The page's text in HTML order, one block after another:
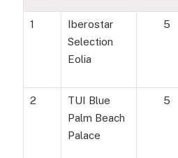
1
Iberostar
Selection
Eolia
5
2
TUI Blue
Palm Beach
Palace
5